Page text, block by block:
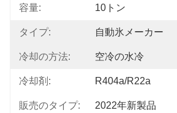
容量: 10トン
タイプ: 自動氷メーカー
冷却の方法: 空冷の水冷
冷却剤: R404a/R22a
販売のタイプ: 2022年新製品